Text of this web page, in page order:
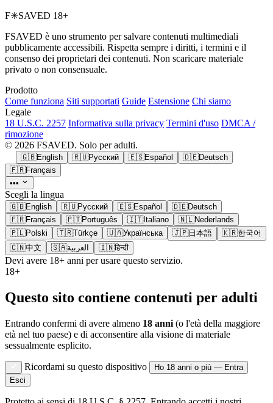
F✳SAVED 18+
FSAVED è uno strumento per salvare contenuti multimediali
pubblicamente accessibili. Rispetta sempre i diritti, i termini e il
consenso dei proprietari dei contenuti. Non scaricare materiale
privato o non consensuale.
Prodotto
Come funziona Siti supportati Guide Estensione Chi siamo
Legale
18 U.S.C. 2257 Informativa sulla privacy Termini d'uso DMCA /
rimozione
© 2026 FSAVED. Solo per adulti.
🇬🇧English 🇷🇺Русский 🇪🇸Español 🇩🇪Deutsch
🇫🇷Français
•••
Scegli la lingua
🇬🇧English 🇷🇺Русский 🇪🇸Español 🇩🇪Deutsch
🇫🇷Français 🇵🇹Português 🇮🇹Italiano 🇳🇱Nederlands
🇵🇱Polski 🇹🇷Türkçe 🇺🇦Українська 🇯🇵日本語 🇰🇷한국어
🇨🇳中文 🇸🇦العربية 🇮🇳हिन्दी
Devi avere 18+ anni per usare questo servizio.
18+
Questo sito contiene contenuti per adulti
Entrando confermi di avere almeno 18 anni (o l'età della maggiore
età nel tuo paese) e di acconsentire alla visione di materiale
sessualmente esplicito.
Ricordami su questo dispositivo
Ho 18 anni o più — Entra
Esci